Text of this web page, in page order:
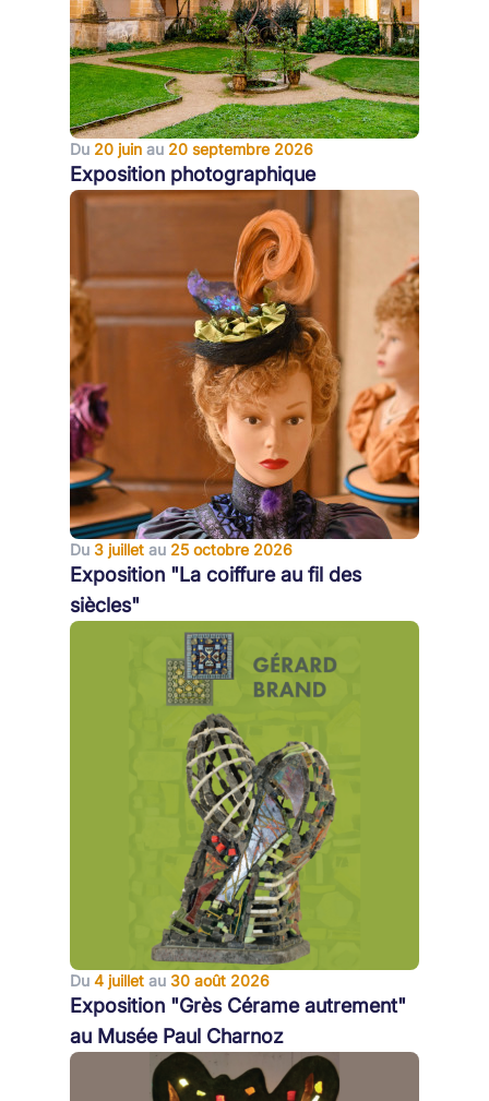
Du 20 juin au 20 septembre 2026
Exposition photographique
Du 3 juillet au 25 octobre 2026
Exposition "La coiffure au fil des
siècles"
Du 4 juillet au 30 août 2026
Exposition "Grès Cérame autrement"
au Musée Paul Charnoz